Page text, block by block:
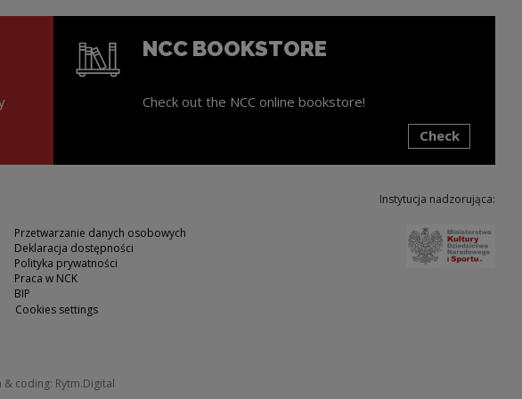
NCC BOOKSTORE
Check out the NCC online bookstore!
Check
Przetwarzanie danych osobowych
Deklaracja dostępności
Polityka prywatności
Praca w NCK
BIP
Cookies settings
Instytucja nadzorująca:
open in a new window
& coding: Rytm.Digital